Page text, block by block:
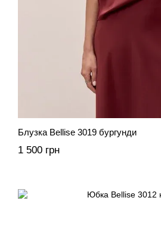
Блузка Bellise 3019 бургунди
1 500 грн